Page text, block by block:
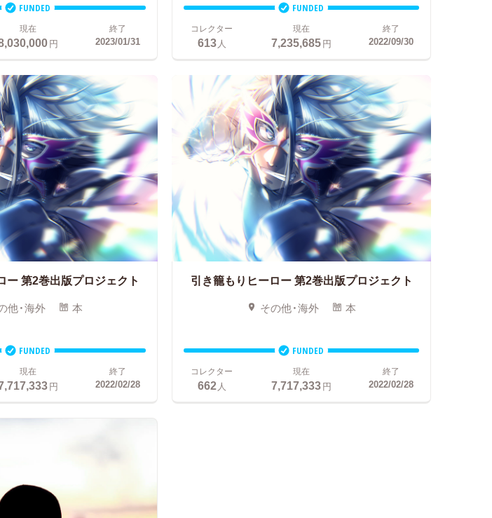
FUNDED
現在
円
終了
2023/01/31
FUNDED
コレクター
613人
現在
7,235,685円
終了
2022/09/30
ー第2巻出版プロジェクト
他・海外 本
FUNDED
現在
円
終了
2022/02/28
引き籠もりヒーロー第2巻出版プロジェクト
その他・海外 本
FUNDED
コレクター
662人
現在
7,717,333円
終了
2022/02/28